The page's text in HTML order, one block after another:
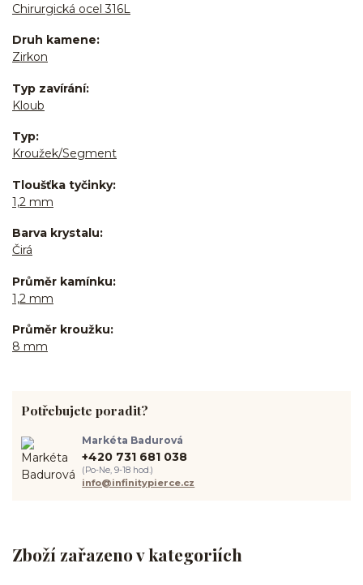
Chirurgická ocel 316L
Druh kamene
Zirkon
Typ zavírání
Kloub
Typ
Kroužek/Segment
Tloušťka tyčinky
1,2 mm
Barva krystalu
Čirá
Průměr kamínku
1,2 mm
Průměr kroužku
8 mm
Zboží zařazeno v kategoriích
Potřebujete poradit?
Markéta Badurová
+420 731 681 038
(Po-Ne, 9-18 hod.)
info@infinitypierce.cz